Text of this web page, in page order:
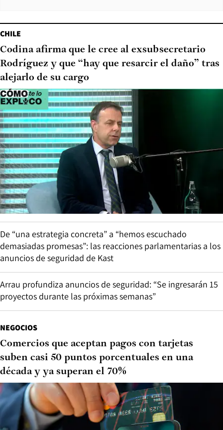
CHILE
Codina afirma que le cree al exsubsecretario
Rodríguez y que “hay que resarcir el daño” tras
alejarlo de su cargo
De “una estrategia concreta” a “hemos escuchado
demasiadas promesas”: las reacciones parlamentarias a los
anuncios de seguridad de Kast
Arrau profundiza anuncios de seguridad: “Se ingresarán 15
proyectos durante las próximas semanas”
NEGOCIOS
Comercios que aceptan pagos con tarjetas
suben casi 50 puntos porcentuales en una
década y ya superan el 70%